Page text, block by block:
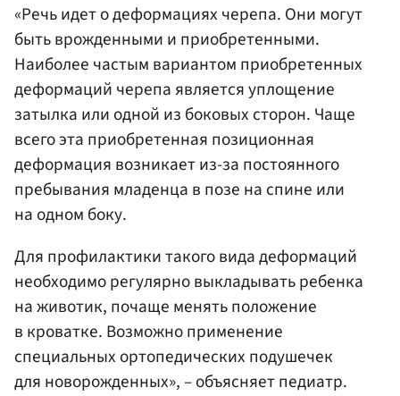
«Речь идет о деформациях черепа. Они могут
быть врожденными и приобретенными.
Наиболее частым вариантом приобретенных
деформаций черепа является уплощение
затылка или одной из боковых сторон. Чаще
всего эта приобретенная позиционная
деформация возникает из-за постоянного
пребывания младенца в позе на спине или
на одном боку.
Для профилактики такого вида деформаций
необходимо регулярно выкладывать ребенка
на животик, почаще менять положение
в кроватке. Возможно применение
специальных ортопедических подушечек
для новорожденных», – объясняет педиатр.